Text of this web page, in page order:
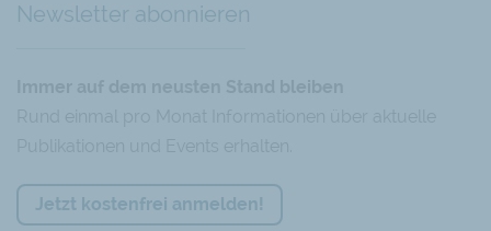
Newsletter abonnieren
Jetzt kostenfrei anmelden!